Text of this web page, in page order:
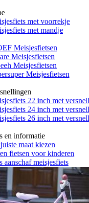
met voorrekje
met mandje
Meisjesfietsen
Meisjesfietsen
Meisjesfietsen
Meisjesfietsen
22 inch met
24 inch met
26 inch met
en informatie
maat kiezen
fietsen voor kinderen
aanschaf meisjesfiets